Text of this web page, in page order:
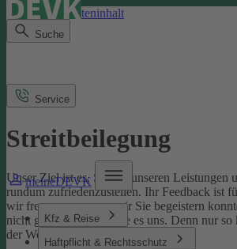
Direkt zum Seiteninhalt
Suche
meineDEVK
Kfz & Reise
Haftpflicht & Rechtsschutz
Service
Streitbeilegung
Unser Ziel ist es, Sie mit unseren Leistungen
rundum zufriedenzustellen. Ihr Feedback ist
wir freuen uns, wenn wir Sie begeistern
nicht gelingen, sagen Sie es uns. Denn nur
der Welt geschafft werden.